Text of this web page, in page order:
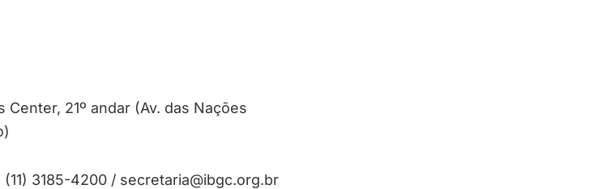
Center, 21º andar (Av. das Nações
3185-4200 / secretaria@ibgc.org.br